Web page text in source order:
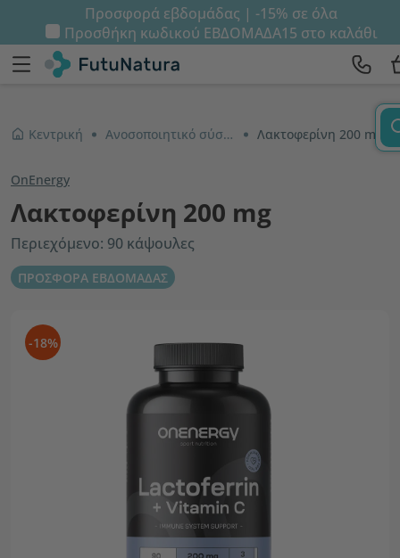
Προσφορά εβδομάδας | -15% σε όλα
Προσθήκη κωδικού ΕΒΔΟΜΑΔΑ15 στο καλάθι
Κεντρική Ανοσοποιητικό σύστημα και ενέργεια Λακτοφερίνη 200 mg
OnEnergy
Λακτοφερίνη 200 mg
Περιεχόμενο: 90 κάψουλες
ΠΡΟΣΦΟΡΑ ΕΒΔΟΜΑΔΑΣ
-18%